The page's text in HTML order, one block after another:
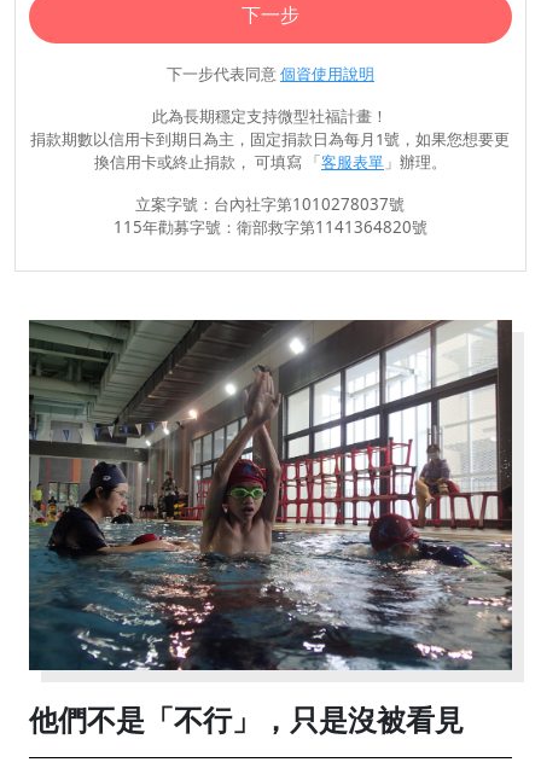
下一步
下一步代表同意個資使用說明
此為長期穩定支持微型社福計畫！
捐款期數以信用卡到期日為主，固定捐款日為每月1號，如果您想要更
換信用卡或終止捐款， 可填寫 「客服表單」辦理。
立案字號：台內社字第1010278037號
115年勸募字號：衛部救字第1141364820號
他們不是「不行」，只是沒被看見